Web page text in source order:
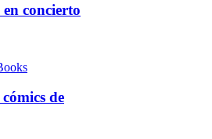
concierto
de